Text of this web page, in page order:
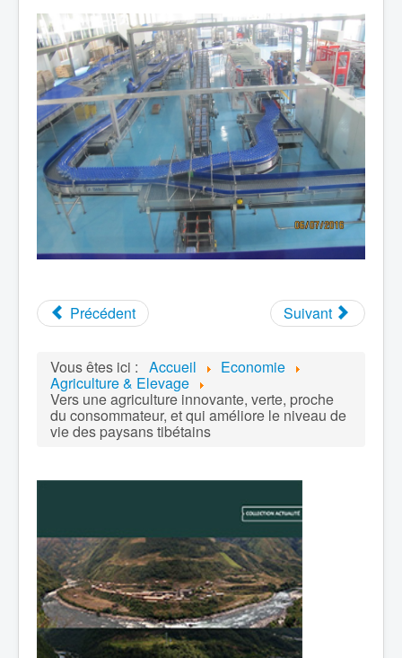
Précédent Suivant
Vous êtes ici : Accueil Economie
Agriculture & Elevage
Vers une agriculture innovante, verte, proche
du consommateur, et qui améliore le niveau de
vie des paysans tibétains